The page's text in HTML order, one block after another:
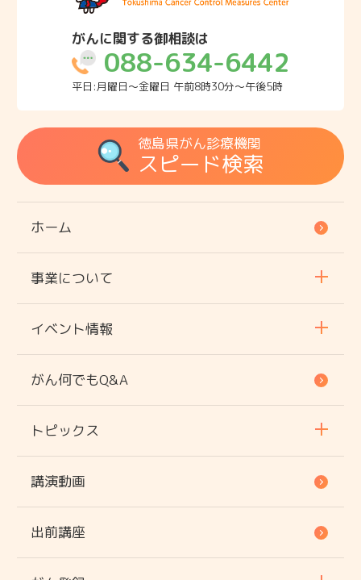
がんに関する御相談は
088-634-6442
平日:月曜日～金曜日 午前8時30分～午後5時
徳島県がん診療機関
スピード検索
ホーム
事業について
イベント情報
がん何でもQ&A
トピックス
講演動画
出前講座